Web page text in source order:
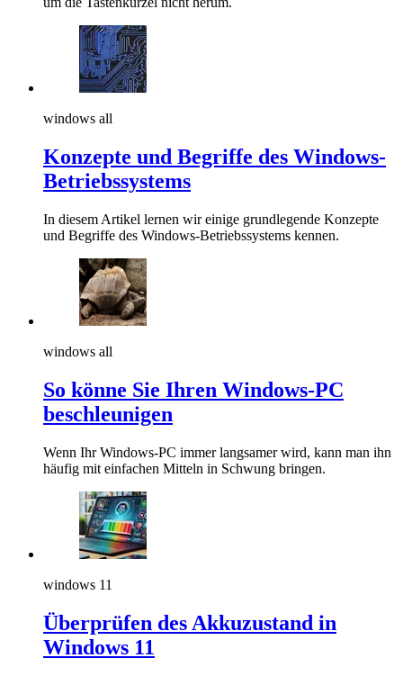
windows all
Konzepte und Begriffe des Windows-
Betriebssystems
In diesem Artikel lernen wir einige grundlegende Konzepte
und Begriffe des Windows-Betriebssystems kennen.
windows all
So könne Sie Ihren Windows-PC
beschleunigen
Wenn Ihr Windows-PC immer langsamer wird, kann man ihn
häufig mit einfachen Mitteln in Schwung bringen.
windows 11
Überprüfen des Akkuzustand in
Windows 11